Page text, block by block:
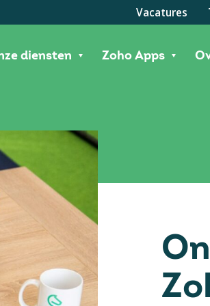
Vacatures
diensten Zoho Apps